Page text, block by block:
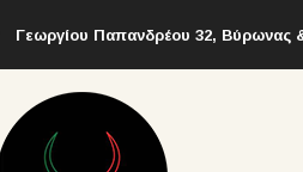
Γεωργίου Παπανδρέου 32, Βύρωνας